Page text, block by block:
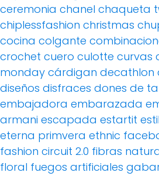
ceremonia chanel chaqueta
chiplessfashion christmas
cocina colgante
crochet cuero culotte curvas
monday cárdigan decathlon
diseños disfraces dones de
embajadora embarazada
armani escapada estartit
eterna primvera ethnic
fashion circuit 2.0 fibras
floral fuegos artificiales